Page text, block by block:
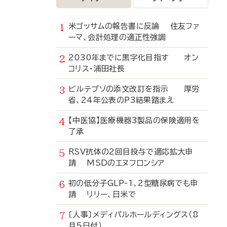
米ゴッサムの報告書に反論 住友ファ
ーマ、会計処理の適正性強調
2030年までに黒字化目指す オン
コリス・浦田社長
ビルテプソの添文改訂を指示 厚労
省、24年公表のP3結果踏まえ
【中医協】医療機器3製品の保険適用を
了承
RSV抗体の2回目投与で適応拡大申
請 MSDのエヌフロンシア
初の低分子GLP-1、2型糖尿病でも申
請 リリー、日米で
〔人事〕メディパルホールディングス（8